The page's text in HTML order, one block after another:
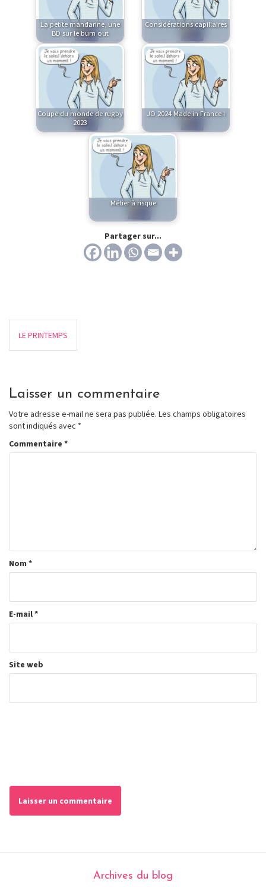
La petite mandarine, une
BD sur le burn out
Considérations capillaires
Coupe du monde de rugby
2023
JO 2024 Made in France !
Métier à risque
Partager sur...
LE PRINTEMPS
Laisser un commentaire
Votre adresse e-mail ne sera pas publiée. Les champs obligatoires
sont indiqués avec *
Commentaire *
Nom *
E-mail*
Site web
Archives du blog